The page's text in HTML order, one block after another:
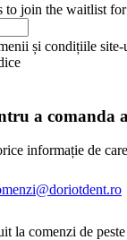
to join the waitlist
și condițiile site-
a comanda
informație de
la comenzi de